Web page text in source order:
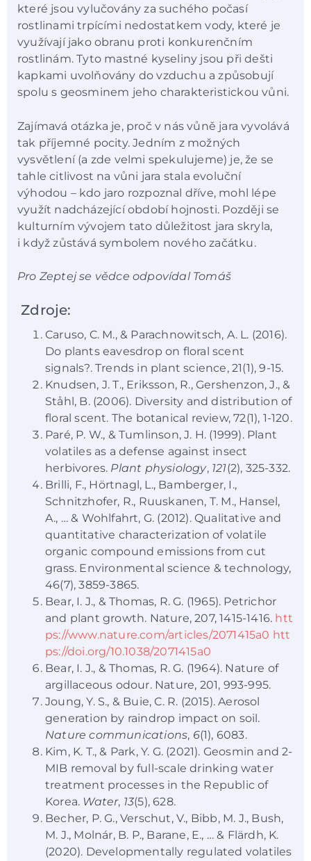
které jsou vylučovány za suchého počasí
rostlinami trpícími nedostatkem vody, které je
využívají jako obranu proti konkurenčním
rostlinám. Tyto mastné kyseliny jsou při dešti
kapkami uvolňovány do vzduchu a způsobují
spolu s geosminem jeho charakteristickou vůni.
Zajímavá otázka je, proč v nás vůně jara vyvolává
tak příjemné pocity. Jedním z možných
vysvětlení (a zde velmi spekulujeme) je, že se
tahle citlivost na vůni jara stala evoluční
výhodou – kdo jaro rozpoznal dříve, mohl lépe
využít nadcházející období hojnosti. Později se
kulturním vývojem tato důležitost jara skryla,
i když zůstává symbolem nového začátku.
Pro Zeptej se vědce odpovídal Tomáš
Zdroje:
Caruso, C. M., & Parachnowitsch, A. L. (2016).
Do plants eavesdrop on floral scent
signals?. Trends in plant science, 21(1), 9-15.
Knudsen, J. T., Eriksson, R., Gershenzon, J., &
Ståhl, B. (2006). Diversity and distribution of
floral scent. The botanical review, 72(1), 1-120.
Paré, P. W., & Tumlinson, J. H. (1999). Plant
volatiles as a defense against insect
herbivores. Plant physiology, 121(2), 325-332.
Brilli, F., Hörtnagl, L., Bamberger, I.,
Schnitzhofer, R., Ruuskanen, T. M., Hansel,
A., … & Wohlfahrt, G. (2012). Qualitative and
quantitative characterization of volatile
organic compound emissions from cut
grass. Environmental science & technology,
46(7), 3859-3865.
Bear, I. J., & Thomas, R. G. (1965). Petrichor
and plant growth. Nature, 207, 1415-1416. htt
ps://www.nature.com/articles/2071415a0 htt
ps://doi.org/10.1038/2071415a0
Bear, I. J., & Thomas, R. G. (1964). Nature of
argillaceous odour. Nature, 201, 993-995.
Joung, Y. S., & Buie, C. R. (2015). Aerosol
generation by raindrop impact on soil.
Nature communications, 6(1), 6083.
Kim, K. T., & Park, Y. G. (2021). Geosmin and 2-
MIB removal by full-scale drinking water
treatment processes in the Republic of
Korea. Water, 13(5), 628.
Becher, P. G., Verschut, V., Bibb, M. J., Bush,
M. J., Molnár, B. P., Barane, E., … & Flärdh, K.
(2020). Developmentally regulated volatiles